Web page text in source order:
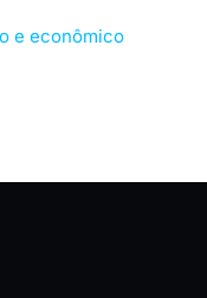
e econômico